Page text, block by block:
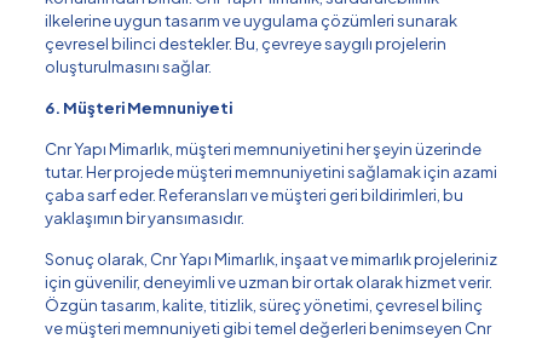
ilkelerine uygun tasarım ve uygulama çözümleri sunarak
çevresel bilinci destekler. Bu, çevreye saygılı projelerin
oluşturulmasını sağlar.
6. Müşteri Memnuniyeti
Cnr Yapı Mimarlık, müşteri memnuniyetini her şeyin üzerinde
tutar. Her projede müşteri memnuniyetini sağlamak için azami
çaba sarf eder. Referansları ve müşteri geri bildirimleri, bu
yaklaşımın bir yansımasıdır.
Sonuç olarak, Cnr Yapı Mimarlık, inşaat ve mimarlık projeleriniz
için güvenilir, deneyimli ve uzman bir ortak olarak hizmet verir.
Özgün tasarım, kalite, titizlik, süreç yönetimi, çevresel bilinç
ve müşteri memnuniyeti gibi temel değerleri benimseyen Cnr